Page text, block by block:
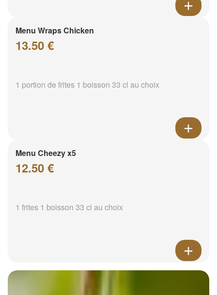
Menu Wraps Chicken
13.50 €
1 portion de frites 1 boisson 33 cl au choix
Menu Cheezy x5
12.50 €
1 frites 1 boisson 33 cl au choix